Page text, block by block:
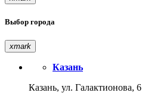
Выбор города
xmark
Казань
Казань, ул. Галактионова, 6